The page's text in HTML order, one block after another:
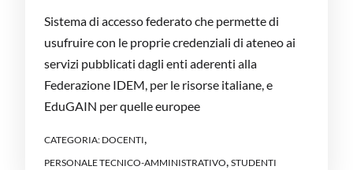
Sistema di accesso federato che permette di
usufruire con le proprie credenziali di ateneo ai
servizi pubblicati dagli enti aderenti alla
Federazione IDEM, per le risorse italiane, e
EduGAIN per quelle europee
CATEGORIA: DOCENTI,
PERSONALE TECNICO-AMMINISTRATIVO, STUDENTI